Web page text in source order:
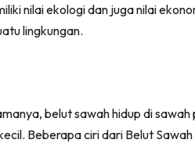
nilai ekologi dan juga nilai
lingkungan.
belut sawah hidup di
Beberapa ciri dari Belut